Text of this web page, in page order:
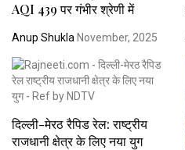
AQI 439 पर गंभीर श्रेणी में
Anup Shukla November, 2025
दिल्ली-मेरठ रैपिड रेल: राष्ट्रीय
राजधानी क्षेत्र के लिए नया युग